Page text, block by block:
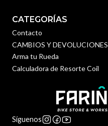
CATEGORÍAS
Contacto
CAMBIOS Y DEVOLUCIONES
Arma tu Rueda
Calculadora de Resorte Coil
Síguenos